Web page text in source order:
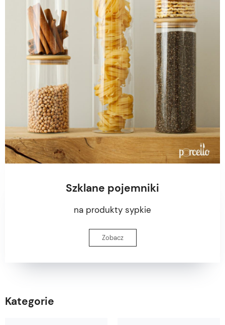
Szklane pojemniki
na produkty sypkie
Zobacz
Kategorie